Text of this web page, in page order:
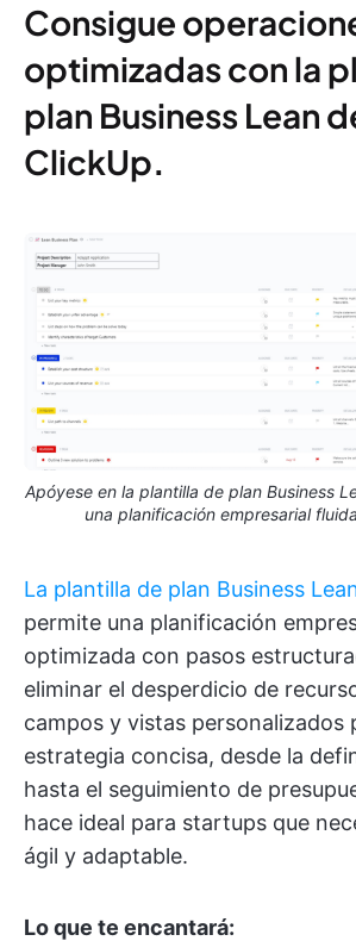
Consigue
optimizadas con la
plan Business Lean
ClickUp.
Apóyese en la plantilla de plan Business
una planificación empresarial
La plantilla de plan Business
permite una planificación
optimizada con pasos
eliminar el desperdicio de
campos y vistas personalizados
estrategia concisa, desde la
hasta el seguimiento de
hace ideal para startups que
ágil y adaptable.
Lo que te encantará: